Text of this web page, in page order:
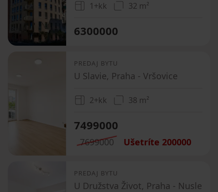
1+kk 32 m²
6300000
PREDAJ BYTU
U Slavie, Praha - Vršovice
2+kk 38 m²
7499000
7699000 Ušetríte 200000
PREDAJ BYTU
U Družstva Život, Praha - Nusle